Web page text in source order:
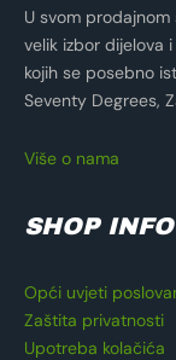
U svom prodajnom
velik izbor dijelova
kojih se posebno
Seventy Degrees,
Više o nama
SHOP INFO
Opći uvjeti
Zaštita privatnosti
Upotreba kolačića